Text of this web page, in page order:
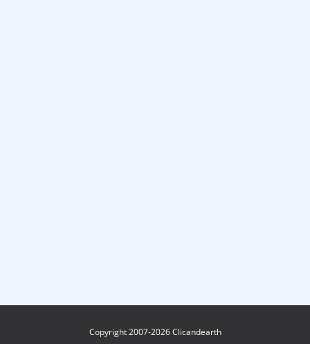
Copyright 2007-2026 Clicandearth